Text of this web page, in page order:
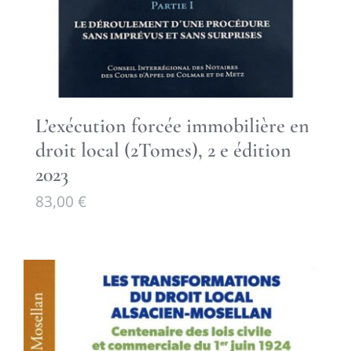
L’exécution forcée immobilière en
droit local (2Tomes), 2 e édition
2023
83,00 €